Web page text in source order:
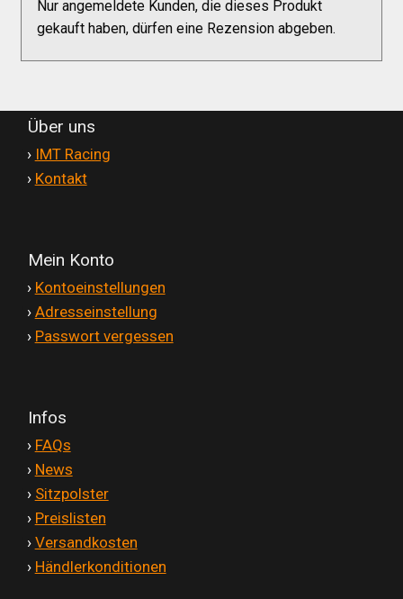
Nur angemeldete Kunden, die dieses Produkt
gekauft haben, dürfen eine Rezension abgeben.
Über uns
› IMT Racing
› Kontakt
Mein Konto
› Kontoeinstellungen
› Adresseinstellung
› Passwort vergessen
Infos
› FAQs
› News
› Sitzpolster
› Preislisten
› Versandkosten
› Händlerkonditionen